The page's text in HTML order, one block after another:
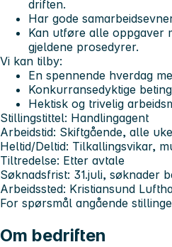
driften.
Har gode
Kan utføre alle oppgaver
gjeldene prosedyrer.
Vi kan tilby:
En spennende hverdag
Konkurransedyktige
Hektisk og trivelig
Stillingstittel: Handlingagent
Arbeidstid: Skiftgående, alle
Heltid/Deltid: Tilkallingsvikar,
Tiltredelse: Etter avtale
Søknadsfrist: 31.juli, søknader
Arbeidssted: Kristiansund
For spørsmål angående
Om bedriften